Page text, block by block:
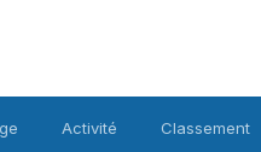
Activité Classement